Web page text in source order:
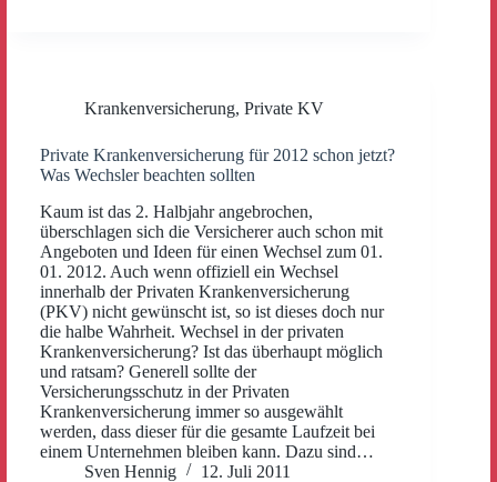
Krankenversicherung, Private KV
Private Krankenversicherung für 2012 schon jetzt?
Was Wechsler beachten sollten
Kaum ist das 2. Halbjahr angebrochen,
überschlagen sich die Versicherer auch schon mit
Angeboten und Ideen für einen Wechsel zum 01.
01. 2012. Auch wenn offiziell ein Wechsel
innerhalb der Privaten Krankenversicherung
(PKV) nicht gewünscht ist, so ist dieses doch nur
die halbe Wahrheit. Wechsel in der privaten
Krankenversicherung? Ist das überhaupt möglich
und ratsam? Generell sollte der
Versicherungsschutz in der Privaten
Krankenversicherung immer so ausgewählt
werden, dass dieser für die gesamte Laufzeit bei
einem Unternehmen bleiben kann. Dazu sind…
Sven Hennig
12. Juli 2011